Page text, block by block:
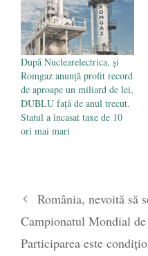
După Nuclearelectrica, și
Romgaz anunță profit record
de aproape un miliard de lei,
DUBLU față de anul trecut.
Statul a încasat taxe de 10
ori mai mari
România, nevoită să
Campionatul Mondial
Participarea este